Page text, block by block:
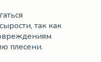
так как
плесени.